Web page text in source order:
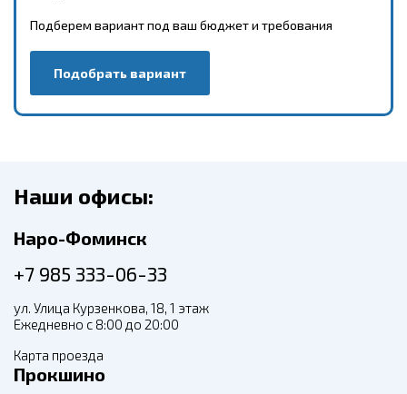
Подберем вариант под ваш бюджет и требования
Подобрать вариант
Наши офисы:
Наро-Фоминск
+7 985 333-06-33
ул. Улица Курзенкова, 18, 1 этаж
Ежедневно с 8:00 до 20:00
Карта проезда
Прокшино